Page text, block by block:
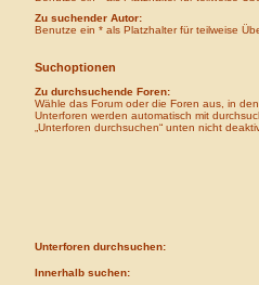
Zu suchender Autor:
Benutze ein * als Platzhalter für teilweise
Suchoptionen
Zu durchsuchende Foren:
Wähle das Forum oder die Foren aus, in
Unterforen werden automatisch mit
„Unterforen durchsuchen“ unten nicht
Unterforen durchsuchen:
Innerhalb suchen: